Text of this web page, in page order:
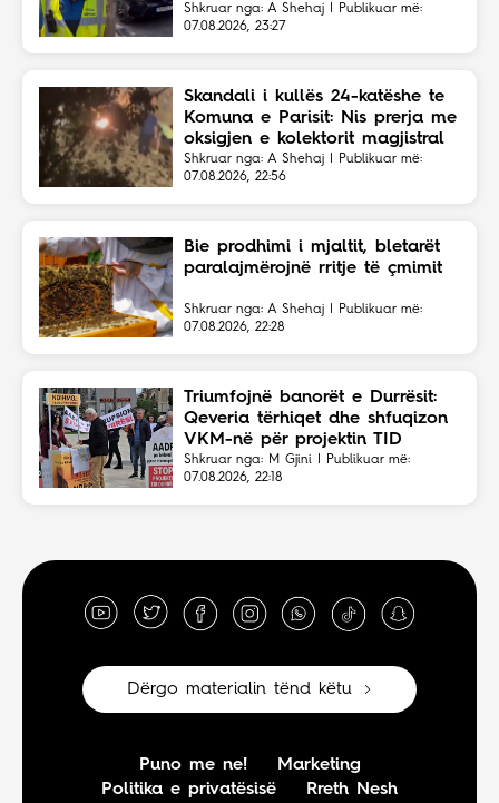
Shkruar nga: A Shehaj | Publikuar më:
07.08.2026, 23:27
Skandali i kullës 24-katëshe te
Komuna e Parisit: Nis prerja me
oksigjen e kolektorit magjistral
në fshehtësi
Shkruar nga: A Shehaj | Publikuar më:
07.08.2026, 22:56
Bie prodhimi i mjaltit, bletarët
paralajmërojnë rritje të çmimit
Shkruar nga: A Shehaj | Publikuar më:
07.08.2026, 22:28
Triumfojnë banorët e Durrësit:
Qeveria tërhiqet dhe shfuqizon
VKM-në për projektin TID
Shkruar nga: M Gjini | Publikuar më:
07.08.2026, 22:18
Dërgo materialin tënd këtu
Puno me ne!
Marketing
Politika e privatësisë
Rreth Nesh